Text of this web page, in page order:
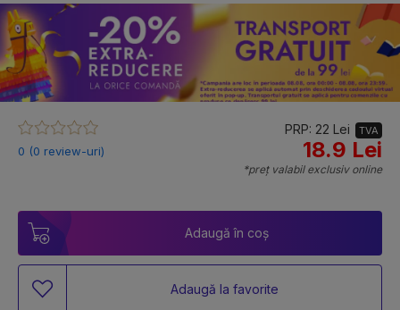
0 (0 review-uri)
PRP: 22 Lei TVA
18.9 Lei
*preț valabil exclusiv online
Adaugă în coș
Adaugă la favorite